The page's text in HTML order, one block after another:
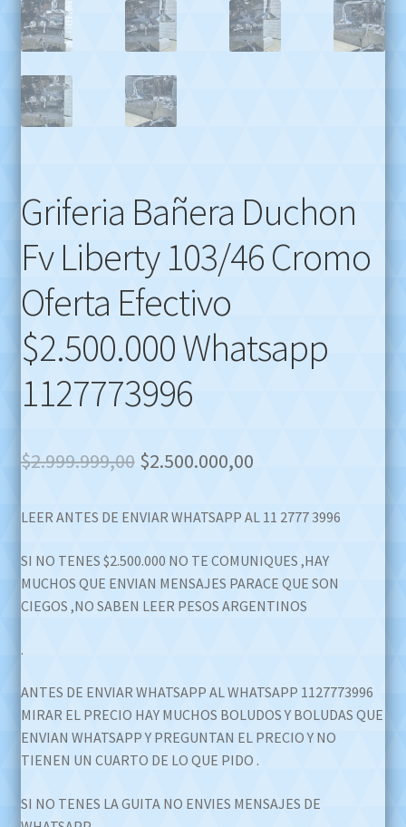
Griferia Bañera Duchon
Fv Liberty 103/46 Cromo
Oferta Efectivo
$2.500.000 Whatsapp
1127773996
$2.999.999,00 Original
was:
$2.999.999,00.
$2.500.000,00Current
is:
$2.500.000,00.
LEER ANTES DE ENVIAR WHATSAPP AL 11 2777 3996
SI NO TENES $2.500.000 NO TE COMUNIQUES ,HAY
MUCHOS QUE ENVIAN MENSAJES PARACE QUE SON
CIEGOS ,NO SABEN LEER PESOS ARGENTINOS
.
ANTES DE ENVIAR WHATSAPP AL WHATSAPP 1127773996
MIRAR EL PRECIO HAY MUCHOS BOLUDOS Y BOLUDAS QUE
ENVIAN WHATSAPP Y PREGUNTAN EL PRECIO Y NO
TIENEN UN CUARTO DE LO QUE PIDO .
SI NO TENES LA GUITA NO ENVIES MENSAJES DE